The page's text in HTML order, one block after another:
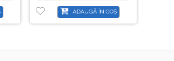
ADAUGĂ ÎN COȘ